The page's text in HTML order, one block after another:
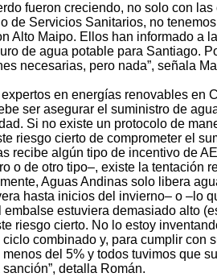
fueron creciendo, no solo con las
de Servicios Sanitarios, no
Alto Maipo. Ellos han informado a
de agua potable para Santiago.
necesarias, pero nada”, señala
en energías renovables en
ser asegurar el suministro de
Si no existe un protocolo de
riesgo cierto de comprometer el
recibe algún tipo de incentivo de
o de otro tipo–, existe la tentación
Aguas Andinas solo libera
hasta inicios del invierno– o –lo
estuviera demasiado alto
riesgo cierto. No lo estoy
combinado y, para cumplir con
del 5% y todos tuvimos que
detalla Román.